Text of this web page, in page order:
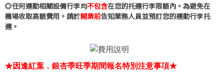
◎任何運動相關設備行李均不包含在您的托運行李限額內。為避免在
機場收取高額費用。請於開票前告知業務人員並預訂您的運動行李托
運。
★因逢紅葉．銀杏季旺季期間報名特別注意事項★